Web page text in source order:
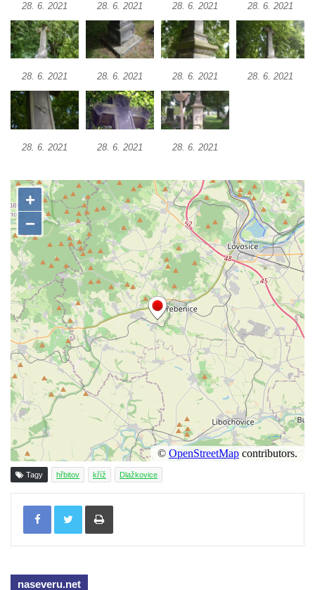
Kříž v centru Liběšic
Kříž na návsi v Chouči
Boží muka na rozcestí východně od Chouče
Kříž na návsi v Lužici
Kříž na návsi v Dobrčicích
Kříž u domu čp. 3 v Chrámcích
Údajný kříž na návsi v Kozlech
Centrální kříž hřbitova v Kozlech
Kříž východně od Oparna u cesty na Lovoš
Pamětní kříž na Lovoši
Kříž na rozcestí u domu čp. 49 ve Svojkově
Centrální kříž bývalého hřbitova v Horním
Chlumu
Kříž jižně od Prysku
Boží muka svatého Floriána v Mezné
Neugebauerův kříž východně od Sloupu v
Čechách
Kříž u kostela Zvěstování Panny Marie v
Duchcově
Údajný kříž před kostelem svatých Petra a
Pavla v Jeníkově
Kříž na křižovatce v Teplické ulici v Lahošti
Kříž U Pěti lip na pastvině severovýchodně
Kříž na rozcestí u domu čp. 123 v
28. 6. 2021 28. 6. 2021 28. 6. 2021 28. 6. 2021
28. 6. 2021 28. 6. 2021 28. 6. 2021 28. 6. 2021
28. 6. 2021 28. 6. 2021 28. 6. 2021
Tagy hřbitov kříž Dlažkovice
Tisknout
naseveru.net